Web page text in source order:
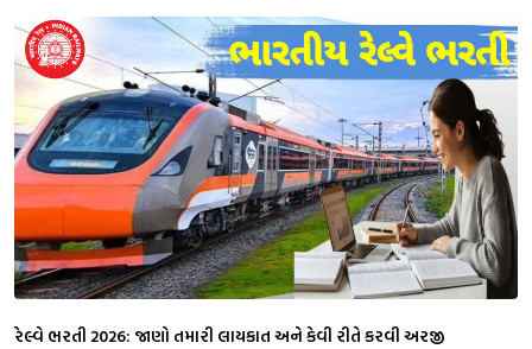
રેલ્વે ભરતી 2026: જાણો તમારી લાયકાત અને કેવી રીતે કરવી અરજી